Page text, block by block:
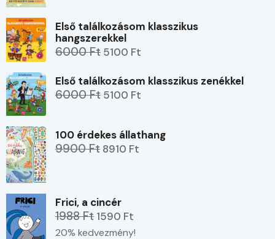
Első találkozásom klasszikus
hangszerekkel
6000 Ft 5100 Ft
Első találkozásom klasszikus zenékkel
6000 Ft 5100 Ft
100 érdekes állathang
9900 Ft 8910 Ft
Frici, a cincér
1988 Ft 1590 Ft
20% kedvezmény!